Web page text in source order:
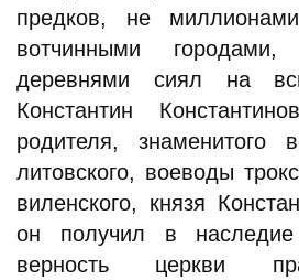
предков, не
вотчинными
деревнями сиял на
Константин
родителя, знаменитого
литовского, воеводы
виленского, князя
он получил в наследие
верность церкви